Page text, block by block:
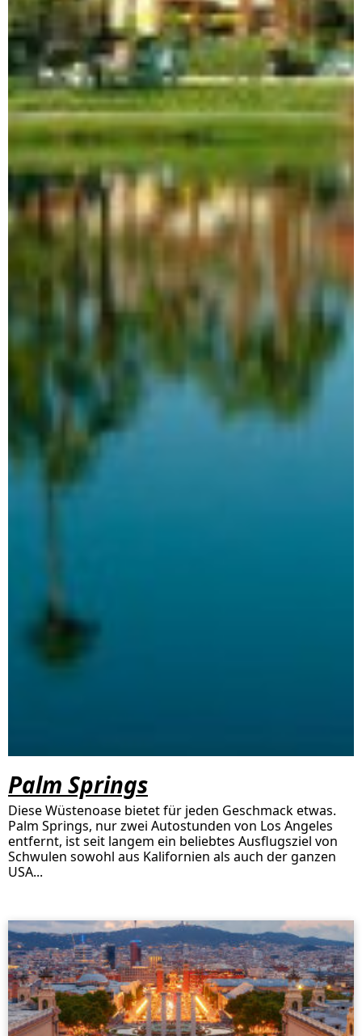
Palm Springs
Diese Wüstenoase bietet für jeden Geschmack etwas.
Palm Springs, nur zwei Autostunden von Los Angeles
entfernt, ist seit langem ein beliebtes Ausflugsziel von
Schwulen sowohl aus Kalifornien als auch der ganzen
USA...